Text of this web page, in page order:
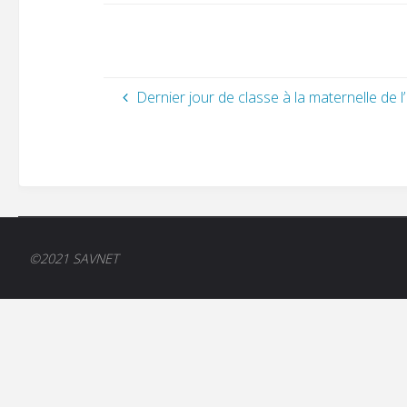
Dernier jour de classe à la maternelle de
©2021 SAVNET